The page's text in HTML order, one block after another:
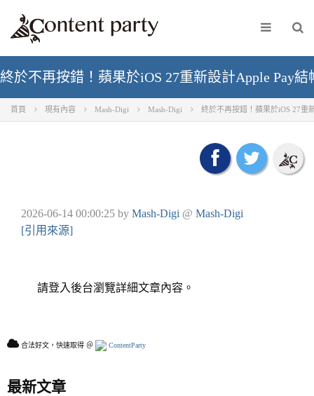
終於不再按錯！蘋果於iOS 27重新設計Apple Pay
首頁 現有內容 Mash-Digi Mash-Digi 終於不再按錯！蘋果於iOS 27重
2026-06-14 00:00:25 by Mash-Digi @ Mash-Digi
[引用來源]
請登入後台瀏覽詳細文章內容。
合法好文，快速取得 ＠ ContentParty
最新文章